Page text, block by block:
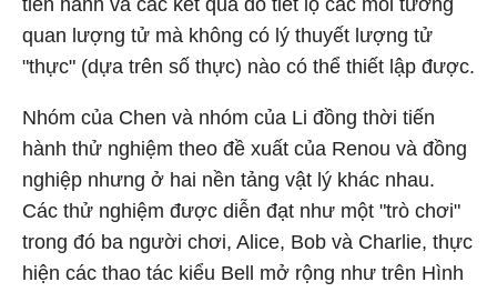
tiến hành và các kết quả đo tiết lộ các mối tương
quan lượng tử mà không có lý thuyết lượng tử
"thực" (dựa trên số thực) nào có thể thiết lập được.
Nhóm của Chen và nhóm của Li đồng thời tiến
hành thử nghiệm theo đề xuất của Renou và đồng
nghiệp nhưng ở hai nền tảng vật lý khác nhau.
Các thử nghiệm được diễn đạt như một "trò chơi"
trong đó ba người chơi, Alice, Bob và Charlie, thực
hiện các thao tác kiểu Bell mở rộng như trên Hình